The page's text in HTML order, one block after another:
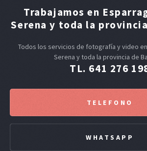
Trabajamos en
Serena y toda la
Todos los servicios de fotografía y video
Serena y toda la provincia de
TL. 641 276
TELEFONO
WHATSAPP